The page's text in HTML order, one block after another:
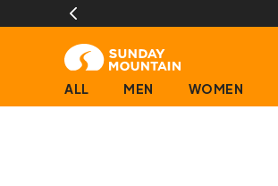
ALL MEN WOMEN